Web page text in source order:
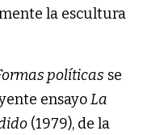
la escultura
políticas se
ensayoLa
(1979), de la